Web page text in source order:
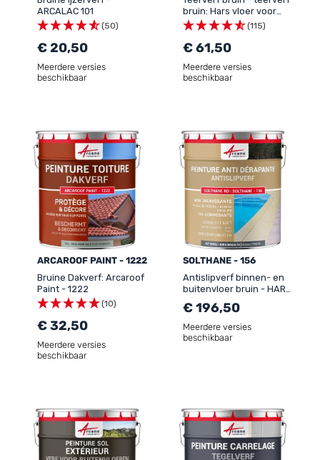
ARCALAC 101
(50)
€ 20,50
Meerdere versies
beschikbaar
bruin: Hars vloer voor
asfalt, teer, verharding -
ARCASPHALT
(115)
€ 61,50
Meerdere versies
beschikbaar
ARCAROOF PAINT - 1222
Bruine Dakverf: Arcaroof
Paint - 1222
(10)
€ 32,50
Meerdere versies
beschikbaar
SOLTHANE - 156
Antislipverf binnen- en
buitenvloer bruin - HARS
SOLTHANE - 156
€ 196,50
Meerdere versies
beschikbaar